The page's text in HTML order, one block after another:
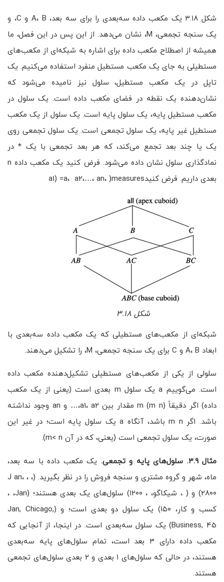
شکل ۳.۱۸ یک مکعب داده سه‌بعدی را برای سه بعد، A، B و C، و
یک سنجه‌ تجمعی، M، نشان می‌دهد. از این پس در این فصل، ما
همیشه از اصطلاح مکعب داده برای اشاره به شبکه‌ای از مکعب‌های
مستطیلی به جای یک مکعب مستطیل منفرد استفاده می‌کنیم. یک
تاپل در یک مکعب مستطیل، سلول نیز نامیده می‌شود که
نشان‌دهنده یک نقطه در فضای مکعب داده است. یک سلول در
مکعب مستطیل پایه، یک سلول پایه است. یک سلول از یک مکعب
مستطیل غیر پایه، یک سلول تجمعی است. یک سلول تجمعی روی
یک یا چند بعد تجمع می‌کند، که هر بعد تجمعی با یک * در
نمادگذاری سلول نشان داده می‌شود. فرض کنید یک مکعب داده n
بعدی داریم. فرض کنیدa1) =a، a2،…، an، )measures
شکل ۳.۱۸
شبکه‌ای از مکعب‌های مستطیلی که یک مکعب داده سه‌بعدی با
ابعاد A، B و C برای یک سنجه‌ تجمعی، M، را تشکیل می‌دهند.
سلولی از یکی از مکعب‌های مستطیلی تشکیل‌دهنده مکعب داده
است. می‌گوییم a یک سلول m بعدی است (یعنی از یک مکعب
داده) اگر دقیقاً m (m n) مقدار بین a1، a2،… و an وجود نداشته
باشد. اگر m n باشد، آنگاه a یک سلول پایه است؛ در غیر این
صورت، یک سلول تجمعی است (یعنی، که در آن m< n).
مثال۳.۹. سلول‌های پایه و تجمعی. یک مکعب داده با سه بعد،
ماه، شهر و گروه مشتری و سنجه‌ فروش را در نظر بگیرید. (J an، ، ،
۲۸۰۰) و ( ، شیکاگو، ، ۱۲۰۰) سلول‌های یک بعدی هستند؛ (Jan، ،
کسب و کار، ۱۵۰) یک سلول دو بعدی است؛ و (Jan, Chicago,
Business, 45) یک سلول سه‌بعدی است. در اینجا، از آنجایی که
مکعب داده دارای ۳ بعد است، تمام سلول‌های پایه سه‌بعدی
هستند، در حالی که سلول‌های ۱ بعدی و ۲ بعدی سلول‌های تجمعی
هستند.